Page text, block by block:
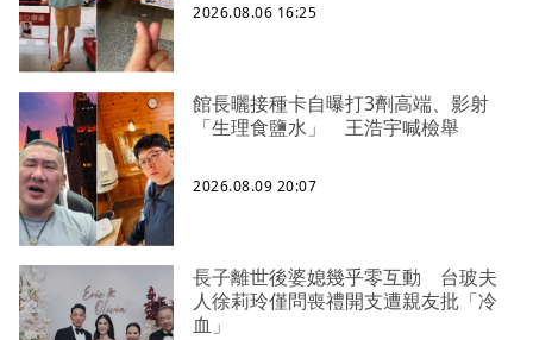
2026.08.06 16:25
館長曬接種卡自曝打3劑高端、影射
「生理食鹽水」 王浩宇喊檢舉
2026.08.09 20:07
長子離世後婆媳幾乎零互動 台玻夫
人徐莉玲僅問喪禮開支遭親友批「冷
血」